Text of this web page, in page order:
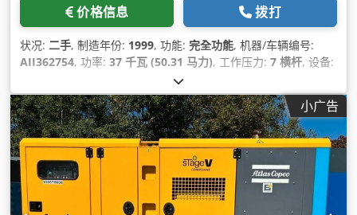
价格信息 拨打
状况: 二手, 制造年份: 1999, 功能: 完全功能, 机器/车辆编号:
AII362754, 功率: 37 千瓦 (50.31 马力), 工作压力: 7 横杆, 设备:
压缩机, 压缩空气系统, 铭牌可用,
小广告